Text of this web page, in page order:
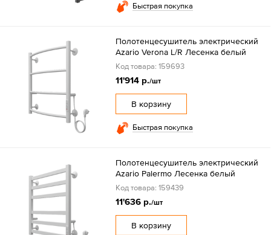
Быстрая покупка
Полотенцесушитель электрический
Azario Verona L/R Лесенка белый
Код товара: 159693
11'914 р./шт
В корзину
Быстрая покупка
Полотенцесушитель электрический
Azario Palermo Лесенка белый
Код товара: 159439
11'636 р./шт
В корзину